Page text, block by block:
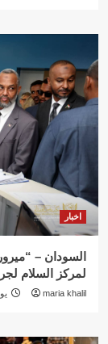
اخبار
السودان –
لمركز السلام
maria khalil